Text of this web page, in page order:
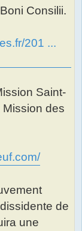
Consilii.
201 ...
Saint-
des
de
une